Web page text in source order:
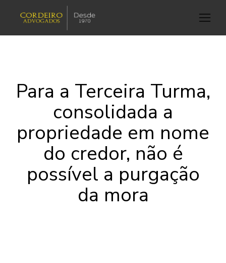
Para a Terceira Turma,
consolidada a
propriedade em nome
do credor, não é
possível a purgação
da mora